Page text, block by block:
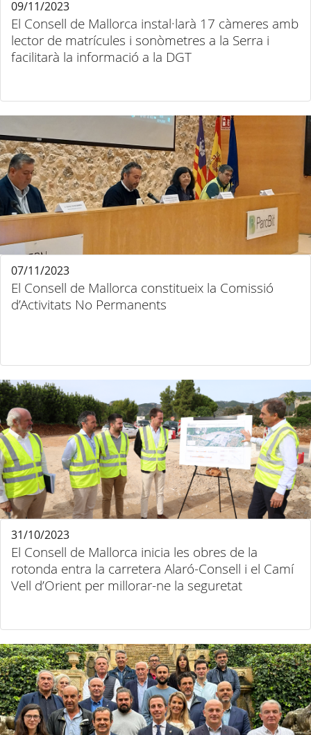
El Consell de Mallorca instal·larà 17 càmeres amb
lector de matrícules i sonòmetres a la Serra i
facilitarà la informació a la DGT
09/11/2023
El Consell de Mallorca constitueix la Comissió
d’Activitats No Permanents
07/11/2023
El Consell de Mallorca inicia les obres de la
rotonda entra la carretera Alaró-Consell i el Camí
Vell d’Orient per millorar-ne la seguretat
31/10/2023